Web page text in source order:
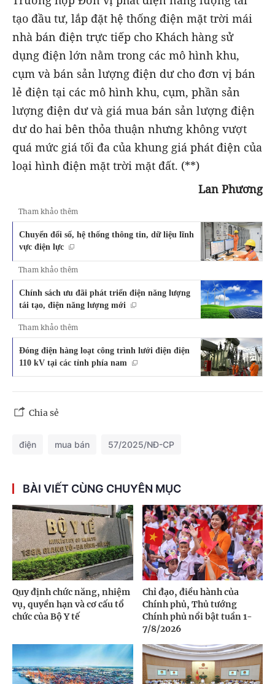
tạo đầu tư, lắp đặt hệ thống điện mặt trời mái
nhà bán điện trực tiếp cho Khách hàng sử
dụng điện lớn nằm trong các mô hình khu,
cụm và bán sản lượng điện dư cho đơn vị bán
lẻ điện tại các mô hình khu, cụm, phần sản
lượng điện dư và giá mua bán sản lượng điện
dư do hai bên thỏa thuận nhưng không vượt
quá mức giá tối đa của khung giá phát điện của
loại hình điện mặt trời mặt đất. (**)
Lan Phương
Tham khảo thêm
Chuyển đổi số, hệ thống thông tin, dữ liệu lĩnh
vực điện lực
Tham khảo thêm
Chính sách ưu đãi phát triển điện năng lượng
tái tạo, điện năng lượng mới
Tham khảo thêm
Đóng điện hàng loạt công trình lưới điện điện
110 kV tại các tỉnh phía nam
Chia sẻ
điện mua bán 57/2025/NĐ-CP
BÀI VIẾT CÙNG CHUYÊN MỤC
Quy định chức năng, nhiệm
vụ, quyền hạn và cơ cấu tổ
chức của Bộ Y tế
Chỉ đạo, điều hành của
Chính phủ, Thủ tướng
Chính phủ nổi bật tuần 1-
7/8/2026